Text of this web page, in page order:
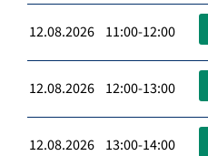
12.08.2026 11:00-12:00
12.08.2026 12:00-13:00
12.08.2026 13:00-14:00